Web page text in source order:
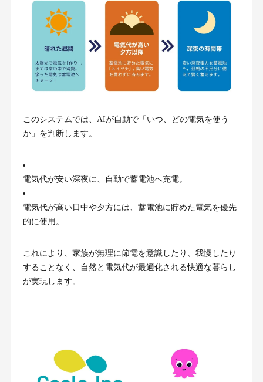
このシステムでは、AIが自動で「いつ、どの電気を使う
か」を判断します。
電気代が安い深夜に、自動で蓄電池へ充電。
電気代が高い日中や夕方には、蓄電池に貯めた電気を優先
的に使用。
これにより、家族が無理に節電を意識したり、我慢したり
することなく、自然と電気代が最適化される快適な暮らし
が実現します。